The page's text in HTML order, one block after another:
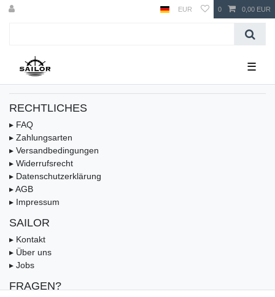
EUR 0 0,00 EUR
☰
RECHTLICHES
▸ FAQ
▸ Zahlungsarten
▸ Versandbedingungen
▸ Widerrufsrecht
▸ Datenschutzerklärung
▸ AGB
▸ Impressum
SAILOR
▸ Kontakt
▸ Über uns
▸ Jobs
FRAGEN?